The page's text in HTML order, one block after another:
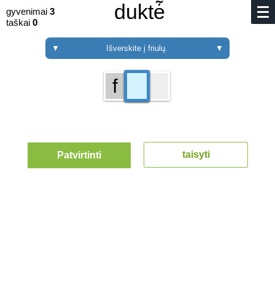
gyvenimai 3
taškai 0 duktė̃
▼ Išverskite į friulų. ▼